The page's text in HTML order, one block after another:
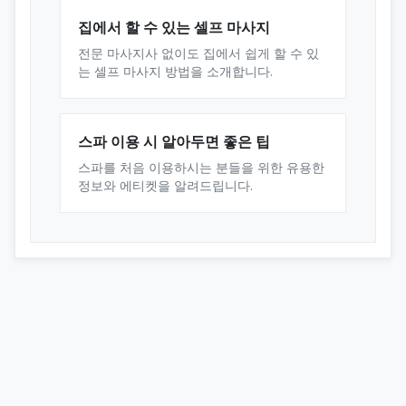
집에서 할 수 있는 셀프 마사지
전문 마사지사 없이도 집에서 쉽게 할 수 있
는 셀프 마사지 방법을 소개합니다.
스파 이용 시 알아두면 좋은 팁
스파를 처음 이용하시는 분들을 위한 유용한
정보와 에티켓을 알려드립니다.